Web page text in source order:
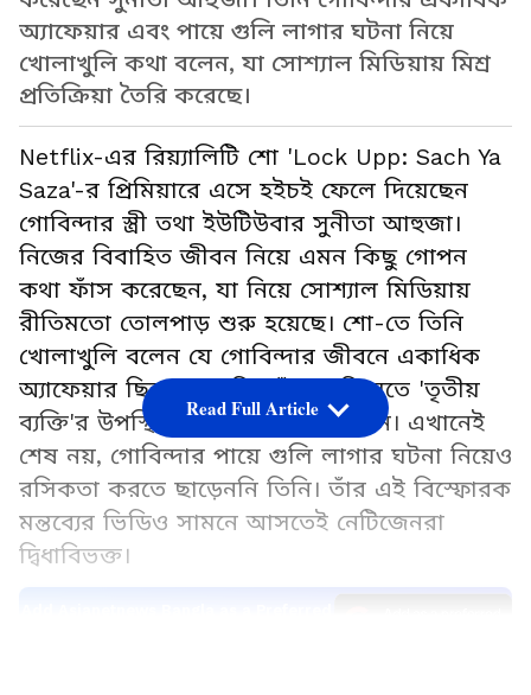
অ্যাফেয়ার এবং পায়ে গুলি লাগার ঘটনা নিয়ে
খোলাখুলি কথা বলেন, যা সোশ্যাল মিডিয়ায় মিশ্র
প্রতিক্রিয়া তৈরি করেছে।
Netflix-এর রিয়্যালিটি শো 'Lock Upp: Sach Ya
Saza'-র প্রিমিয়ারে এসে হইচই ফেলে দিয়েছেন
গোবিন্দার স্ত্রী তথা ইউটিউবার সুনীতা আহুজা।
নিজের বিবাহিত জীবন নিয়ে এমন কিছু গোপন
কথা ফাঁস করেছেন, যা নিয়ে সোশ্যাল মিডিয়ায়
রীতিমতো তোলপাড় শুরু হয়েছে। শো-তে তিনি
খোলাখুলি বলেন যে গোবিন্দার জীবনে একাধিক
অ্যাফেয়ার ছিল। এমনকি, তাঁদের বিয়েতে 'তৃতীয়
ব্যক্তি'র উপস্থিতির কথাও উল্লেখ করেন। এখানেই
শেষ নয়, গোবিন্দার পায়ে গুলি লাগার ঘটনা নিয়েও
রসিকতা করতে ছাড়েননি তিনি। তাঁর এই বিস্ফোরক
মন্তব্যের ভিডিও সামনে আসতেই নেটিজেনরা
দ্বিধাবিভক্ত।
Read Full Article